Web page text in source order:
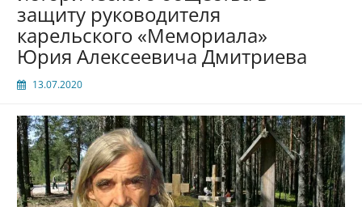
защиту руководителя
карельского «Мемориала»
Юрия Алексеевича Дмитриева
13.07.2020